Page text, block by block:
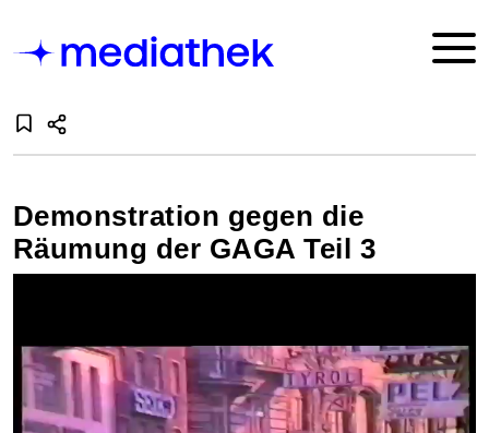
Demonstration gegen die
Räumung der GAGA Teil 3